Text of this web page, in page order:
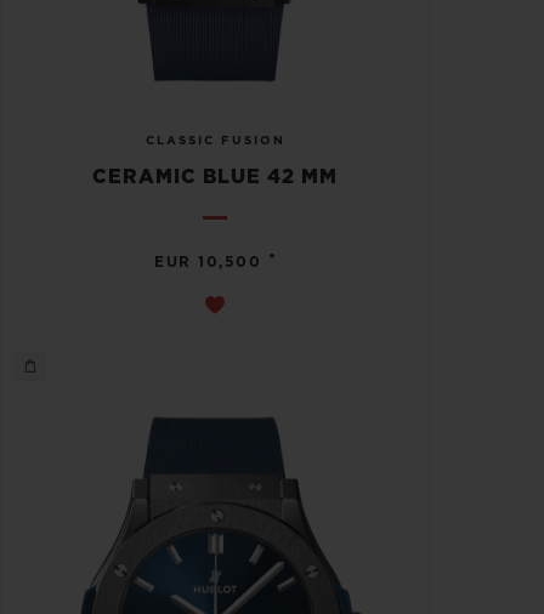
CLASSIC FUSION
CERAMIC BLUE 42 MM
EUR 10,500 •